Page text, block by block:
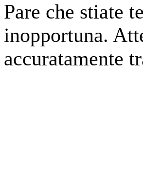
Pare che stiate
inopportuna.
accuratamente